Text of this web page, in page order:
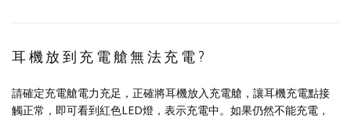
耳機放到充電艙無法充電?
請確定充電艙電力充足，正確將耳機放入充電艙，讓耳機充電點接
觸正常，即可看到紅色LED燈，表示充電中。如果仍然不能充電，